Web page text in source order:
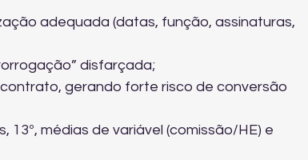
adequada (datas, função, assinaturas,
disfarçada;
gerando forte risco de conversão
médias de variável (comissão/HE) e